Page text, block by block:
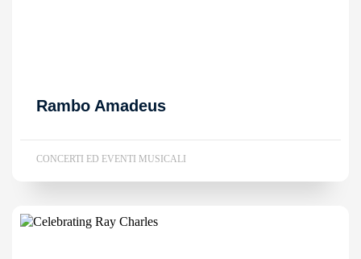
Rambo Amadeus
CONCERTI ED EVENTI MUSICALI